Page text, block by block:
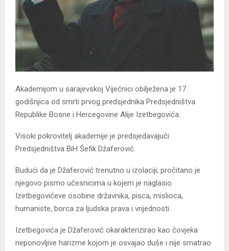
Akademijom u sarajevskoj Vijećnici obilježena je 17.
godišnjica od smrti prvog predsjednika Predsjedništva
Republike Bosne i Hercegovine Alije Izetbegovića.
Visoki pokrovitelj akademije je predsjedavajući
Predsjedništva BiH Šefik Džaferović.
Budući da je Džaferović trenutno u izolaciji, pročitano je
njegovo pismo učesnicima u kojem je naglasio
Izetbegovićeve osobine državnika, pisca, mislioca,
humaniste, borca za ljudska prava i vrijednosti.
Izetbegovića je Džaferović okarakterizirao kao čovjeka
neponovljive harizme kojom je osvajao duše i nije smatrao